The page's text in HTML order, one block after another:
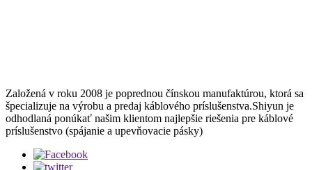
Založená v roku 2008 je poprednou čínskou manufaktúrou, ktorá sa
špecializuje na výrobu a predaj káblového príslušenstva.Shiyun je
odhodlaná ponúkať našim klientom najlepšie riešenia pre káblové
príslušenstvo (spájanie a upevňovacie pásky)